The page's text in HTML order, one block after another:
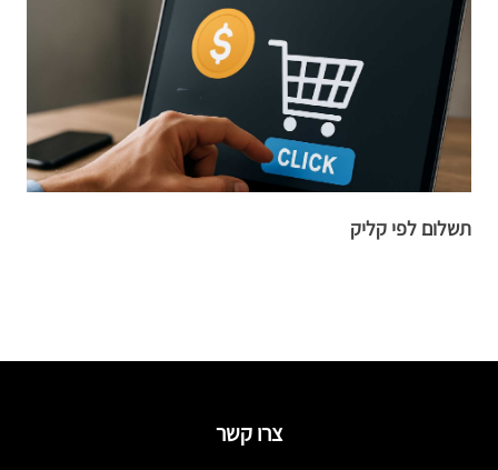
תשלום לפי קליק
צרו קשר